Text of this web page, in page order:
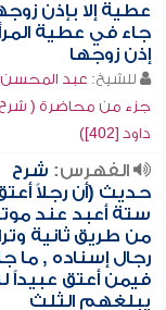
عطية إلا بإذن
جاء في عطية
إذن زوجها
للشيخ: عبد المحسن
جزء من محاضرة (
داود [402])
الفهرس: شرح
حديث (أن رجلاً
ستة أعبد عند
من طريق ثانية
رجال إسناده , ما
فيمن أعتق عبيداً
يبلغهم الثلث